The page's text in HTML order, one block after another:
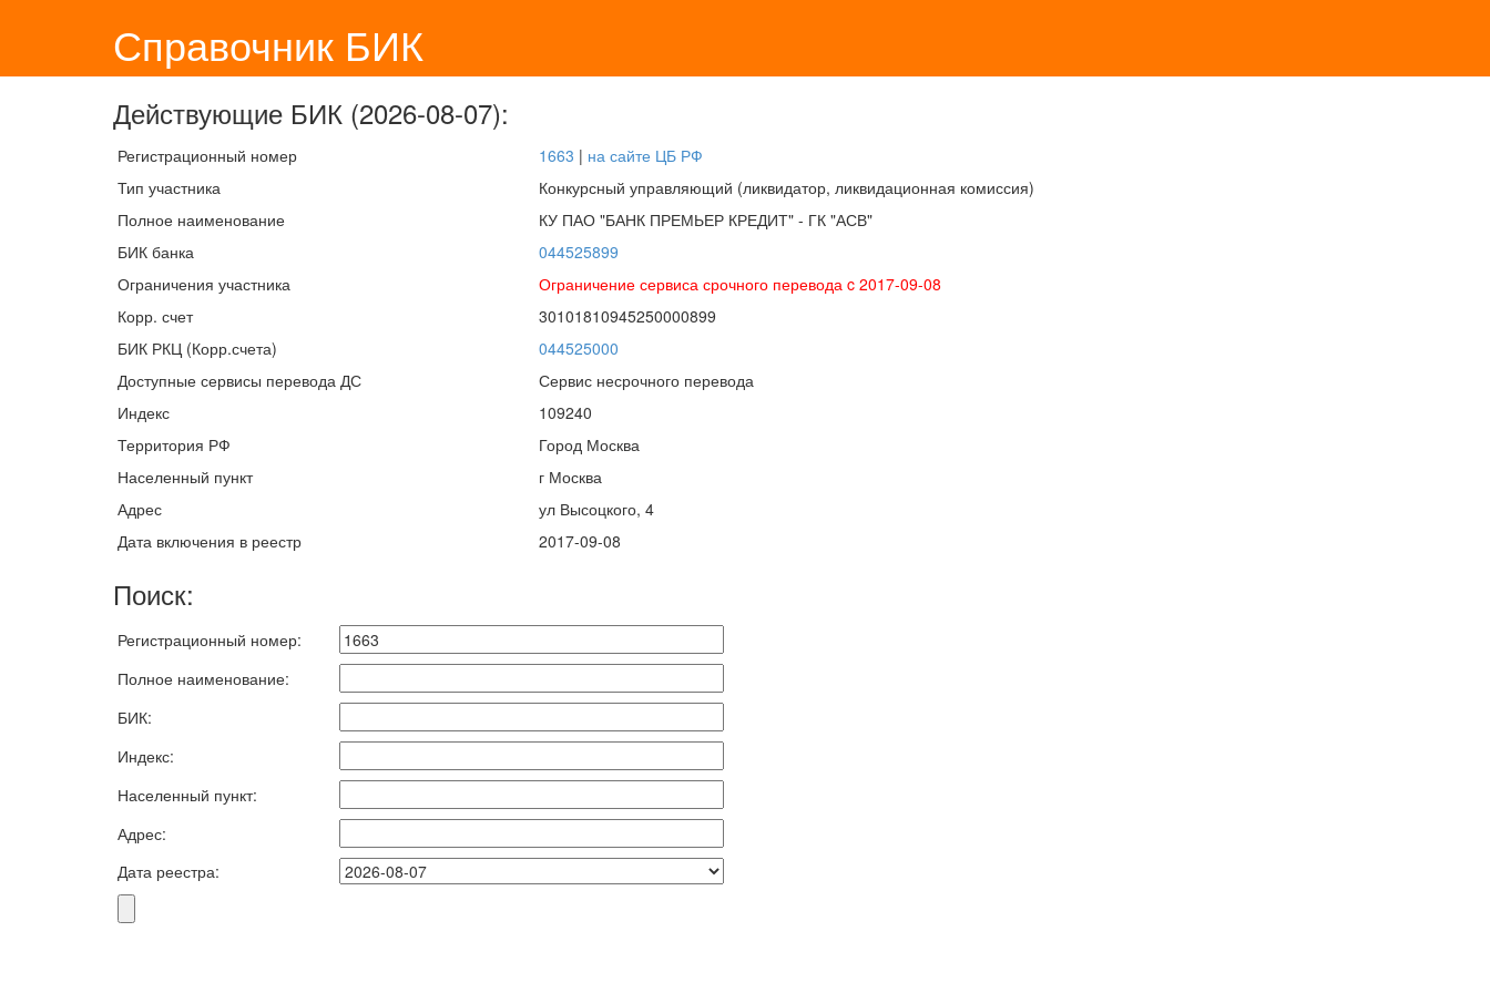
Справочник БИК
Действующие БИК (2026-08-07):
Регистрационный номер 1663 | на сайте ЦБ РФ
Тип участника
Конкурсный управляющий (ликвидатор, ликвидационная комиссия)
Полное наименование
КУ ПАО "БАНК ПРЕМЬЕР КРЕДИТ" - ГК "АСВ"
БИК банка
044525899
Ограничения участника
Ограничение сервиса срочного перевода c 2017-09-08
Корр. счет
30101810945250000899
БИК РКЦ (Корр.счета)
044525000
Доступные сервисы перевода ДС
Сервис несрочного перевода
Индекс
109240
Территория РФ
Город Москва
Населенный пункт
г Москва
Адрес
ул Высоцкого, 4
Дата включения в реестр
2017-09-08
Поиск:
Регистрационный номер:
Полное наименование:
БИК:
Индекс:
Населенный пункт:
Адрес:
Дата реестра: